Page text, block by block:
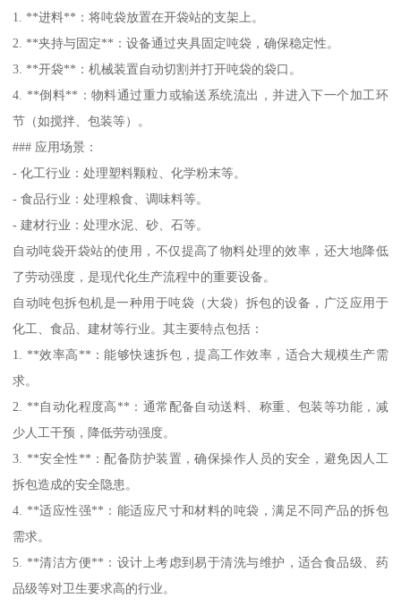
1. **进料**：将吨袋放置在开袋站的支架上。
2. **夹持与固定**：设备通过夹具固定吨袋，确保稳定性。
3. **开袋**：机械装置自动切割并打开吨袋的袋口。
4. **倒料**：物料通过重力或输送系统流出，并进入下一个加工环
节（如搅拌、包装等）。
### 应用场景：
- 化工行业：处理塑料颗粒、化学粉末等。
- 食品行业：处理粮食、调味料等。
- 建材行业：处理水泥、砂、石等。
自动吨袋开袋站的使用，不仅提高了物料处理的效率，还大地降低
了劳动强度，是现代化生产流程中的重要设备。
自动吨包拆包机是一种用于吨袋（大袋）拆包的设备，广泛应用于
化工、食品、建材等行业。其主要特点包括：
1. **效率高**：能够快速拆包，提高工作效率，适合大规模生产需
求。
2. **自动化程度高**：通常配备自动送料、称重、包装等功能，减
少人工干预，降低劳动强度。
3. **安全性**：配备防护装置，确保操作人员的安全，避免因人工
拆包造成的安全隐患。
4. **适应性强**：能适应尺寸和材料的吨袋，满足不同产品的拆包
需求。
5. **清洁方便**：设计上考虑到易于清洗与维护，适合食品级、药
品级等对卫生要求高的行业。